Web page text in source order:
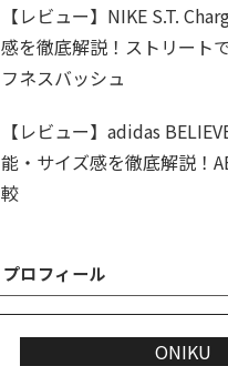
【レビュー】NIKE S.T.
感を徹底解説！ストリート
フネスバッシュ
【レビュー】adidas
能・サイズ感を徹底解説！
較
プロフィール
ONIKU